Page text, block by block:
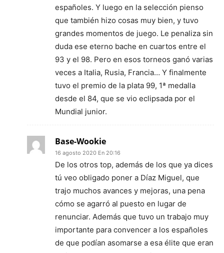
españoles. Y luego en la selección pienso
que también hizo cosas muy bien, y tuvo
grandes momentos de juego. Le penaliza sin
duda ese eterno bache en cuartos entre el
93 y el 98. Pero en esos torneos ganó varias
veces a Italia, Rusia, Francia… Y finalmente
tuvo el premio de la plata 99, 1ª medalla
desde el 84, que se vio eclipsada por el
Mundial junior.
Base-Wookie
16 agosto 2020 En 20:16
De los otros top, además de los que ya dices
tú veo obligado poner a Díaz Miguel, que
trajo muchos avances y mejoras, una pena
cómo se agarró al puesto en lugar de
renunciar. Además que tuvo un trabajo muy
importante para convencer a los españoles
de que podían asomarse a esa élite que eran